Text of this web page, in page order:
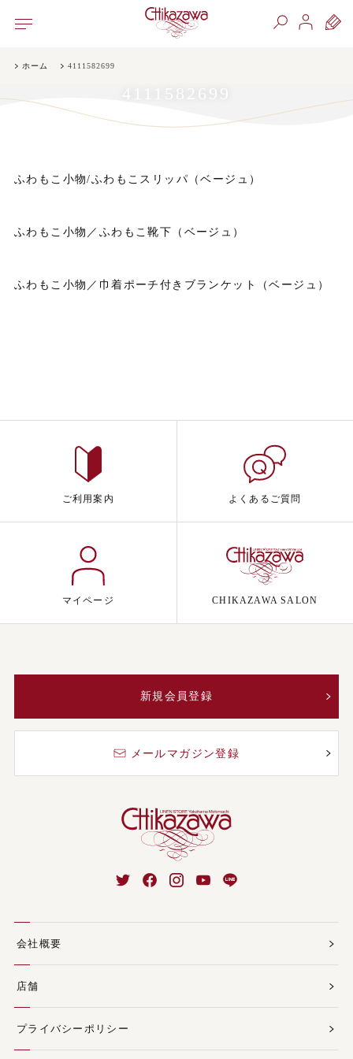
ホーム 4111582699
4111582699
ふわもこ小物/ふわもこスリッパ（ベージュ）
ふわもこ小物／ふわもこ靴下（ベージュ）
ふわもこ小物／巾着ポーチ付きブランケット（ベージュ）
ご利用案内 よくあるご質問
マイページ CHIKAZAWA SALON
新規会員登録
メールマガジン登録
会社概要
店舗
プライバシーポリシー